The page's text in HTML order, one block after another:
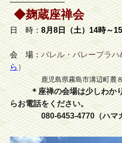
◆麹蔵座禅会
日 時：8月8日（土）14時～
会 場：バレル・バレープラ
ら）
鹿児島県霧島市溝辺町麓
＊座禅の会場は少しわか
らお電話をください。
080-6453-4770（ハマ